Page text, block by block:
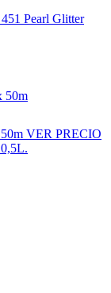
Pearl Glitter
50m
VER PRECIO